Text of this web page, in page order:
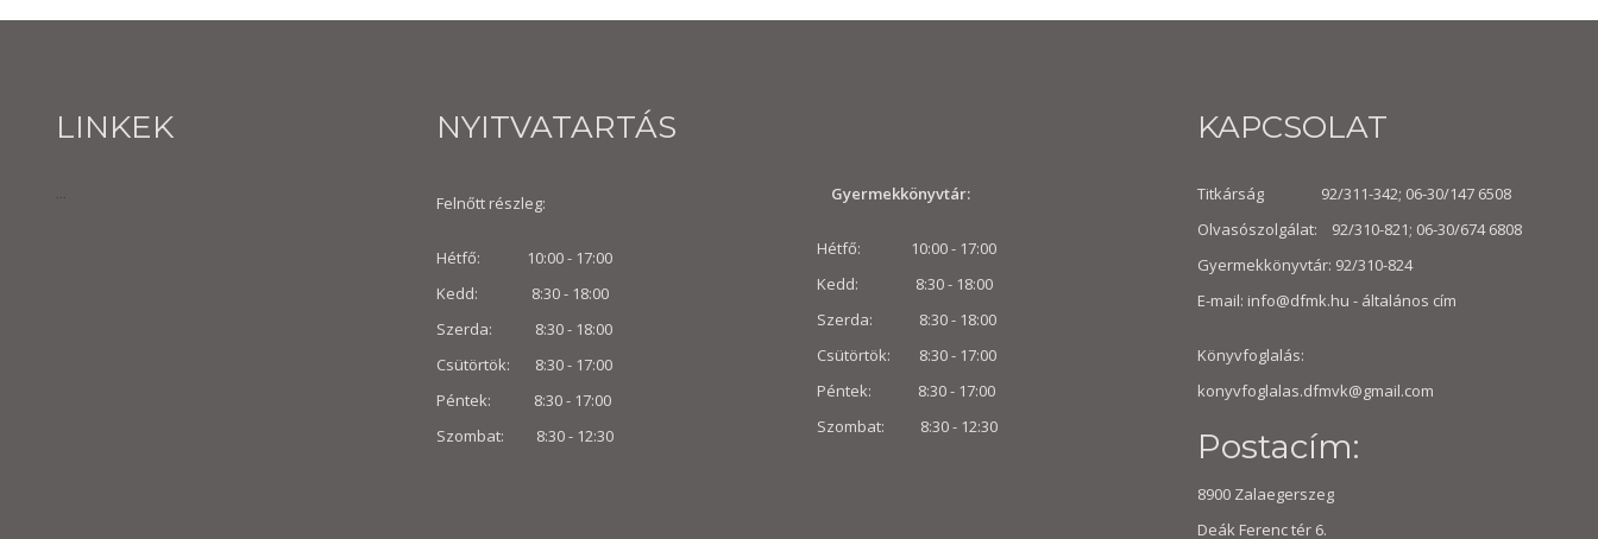
LINKEK
...
NYITVATARTÁS
Felnőtt részleg:
Hétfő: 10:00 - 17:00
Kedd: 8:30 - 18:00
Szerda: 8:30 - 18:00
Csütörtök: 8:30 - 17:00
Péntek: 8:30 - 17:00
Szombat: 8:30 - 12:30
Gyermekkönyvtár:
Hétfő: 10:00 - 17:00
Kedd: 8:30 - 18:00
Szerda: 8:30 - 18:00
Csütörtök: 8:30 - 17:00
Péntek: 8:30 - 17:00
Szombat: 8:30 - 12:30
KAPCSOLAT
Titkárság 92/311-342; 06-30/147 6508
Olvasószolgálat: 92/310-821; 06-30/674 6808
Gyermekkönyvtár: 92/310-824
E-mail: info@dfmk.hu - általános cím
Könyvfoglalás:
konyvfoglalas.dfmvk@gmail.com
Postacím:
8900 Zalaegerszeg
Deák Ferenc tér 6.